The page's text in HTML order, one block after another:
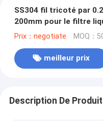
SS304 fil tricoté par
200mm pour le filtre
Prix：negotiate MOQ：
meilleur prix
Description De Produit